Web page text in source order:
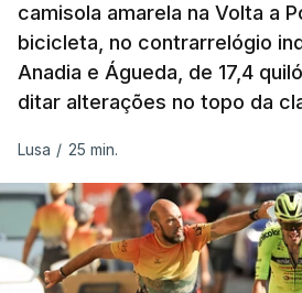
camisola amarela na Volta a
bicicleta, no contrarrelógio
Anadia e Águeda, de 17,4
ditar alterações no topo da
Lusa / 25 min.